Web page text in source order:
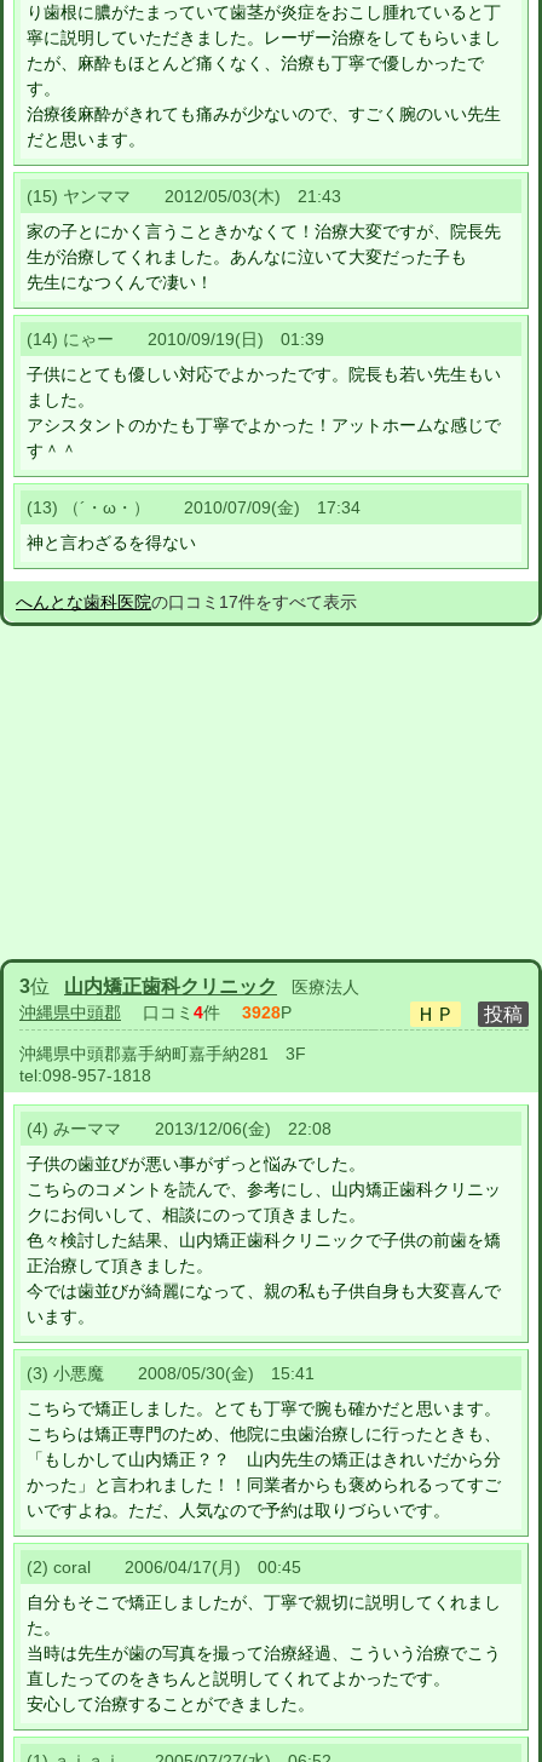
り歯根に膿がたまっていて歯茎が炎症をおこし腫れていると丁
寧に説明していただきました。レーザー治療をしてもらいまし
たが、麻酔もほとんど痛くなく、治療も丁寧で優しかったで
す。
治療後麻酔がきれても痛みが少ないので、すごく腕のいい先生
だと思います。
(15) ヤンママ 2012/05/03(木) 21:43
家の子とにかく言うこときかなくて！治療大変ですが、院長先
生が治療してくれました。あんなに泣いて大変だった子も
先生になつくんで凄い！
(14) にゃー 2010/09/19(日) 01:39
子供にとても優しい対応でよかったです。院長も若い先生もい
ました。
アシスタントのかたも丁寧でよかった！アットホームな感じで
す＾＾
(13) （´・ω・） 2010/07/09(金) 17:34
神と言わざるを得ない
へんとな歯科医院の口コミ17件をすべて表示
3位 山内矯正歯科クリニック
医療法人
沖縄県中頭郡 口コミ 4件 3928P
沖縄県中頭郡嘉手納町嘉手納281 3F
tel:098-957-1818
(4) みーママ 2013/12/06(金) 22:08
子供の歯並びが悪い事がずっと悩みでした。
こちらのコメントを読んで、参考にし、山内矯正歯科クリニッ
クにお伺いして、相談にのって頂きました。
色々検討した結果、山内矯正歯科クリニックで子供の前歯を矯
正治療して頂きました。
今では歯並びが綺麗になって、親の私も子供自身も大変喜んで
います。
(3) 小悪魔 2008/05/30(金) 15:41
こちらで矯正しました。とても丁寧で腕も確かだと思います。
こちらは矯正専門のため、他院に虫歯治療しに行ったときも、
「もしかして山内矯正？？ 山内先生の矯正はきれいだから分
かった」と言われました！！同業者からも褒められるってすご
いですよね。ただ、人気なので予約は取りづらいです。
(2) coral 2006/04/17(月) 00:45
自分もそこで矯正しましたが、丁寧で親切に説明してくれまし
た。
当時は先生が歯の写真を撮って治療経過、こういう治療でこう
直したってのをきちんと説明してくれてよかったです。
安心して治療することができました。